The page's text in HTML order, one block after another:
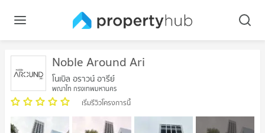
Noble Around Ari
โนเบิล อราวน์ อารีย์
พญาไท กรุงเทพมหานคร
เริ่มรีวิวโครงการนี้